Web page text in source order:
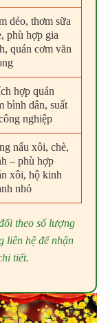
dẻo, thơm sữa
phù hợp gia
quán cơm văn
hợp quán
bình dân, suất
nghiệp
nấu xôi, chè,
– phù hợp
xôi, hộ kinh
nhỏ
theo số lượng
liên hệ để nhận
tiết.